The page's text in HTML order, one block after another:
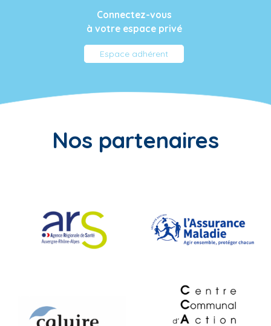
Connectez-vous
à votre espace privé
Espace adhérent
Nos partenaires